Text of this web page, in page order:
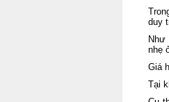
duy
Như
nhẹ
Giá
Tại